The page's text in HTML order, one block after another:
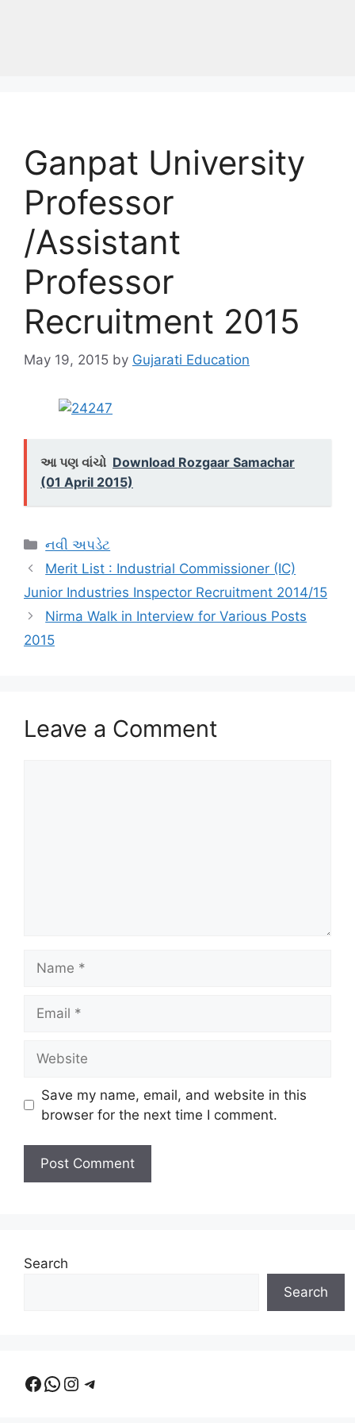
Ganpat University
Professor
/Assistant
Professor
Recruitment 2015
May 19, 2015 by Gujarati Education
આ પણ વાંચો Download Rozgaar Samachar
(01 April 2015)
Categories
નવી અપડેટ
Merit List : Industrial Commissioner (IC)
Junior Industries Inspector Recruitment 2014/15
Nirma Walk in Interview for Various Posts
2015
Leave a Comment
Save my name, email, and website in this
browser for the next time I comment.
Search
Search
Facebook
WhatsApp
Instagram
Telegram